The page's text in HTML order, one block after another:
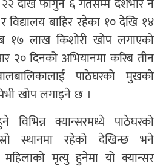
२२ देखि फागुन ६ गतेसम्म देशभरि नै
विद्यालय बाहिर रहेका १० देखि १४
१७ लाख किशोरी खोप लगाएको
२० दिनको अभियानमा करिब तीन
पाठेघरको मुखको
खोप लगाइने छ ।
विभिन्न क्यान्सरमध्ये पाठेघरको
स्थानमा रहेको देखिन्छ भने
महिलाको मृत्यु हुनेमा यो क्यान्सर